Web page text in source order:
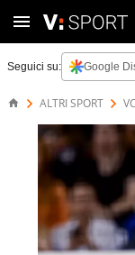
Seguici su: Google
ALTRI SPORT